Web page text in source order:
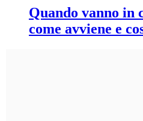
Quando vanno in
come avviene e